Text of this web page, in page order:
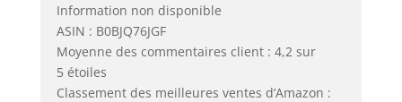
Information non disponible
ASIN : B0BJQ76JGF
Moyenne des commentaires client : 4,2 sur
5 étoiles
Classement des meilleures ventes d’Amazon :